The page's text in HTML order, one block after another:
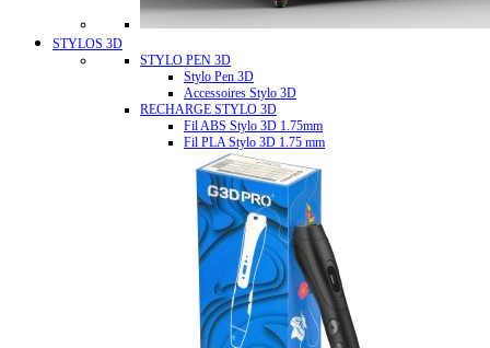
STYLOS 3D
STYLO PEN 3D
Stylo Pen 3D
Accessoires Stylo 3D
RECHARGE STYLO 3D
Fil ABS Stylo 3D 1.75mm
Fil PLA Stylo 3D 1.75 mm